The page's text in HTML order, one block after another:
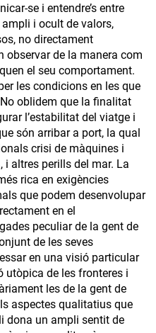
se i entendre’s entre
i ocult de valors,
no directament
observar de la manera com
el seu comportament.
les condicions en les que
oblidem que la finalitat
l’estabilitat del viatge i
són arribar a port, la qual
crisi de màquines i
i altres perills del mar. La
rica en exigències
que podem desenvolupar
en el
peculiar de la gent de
de les seves
en una visió particular
utòpica de les fronteres i
les de la gent de
aspectes qualitatius que
dona un ampli sentit de